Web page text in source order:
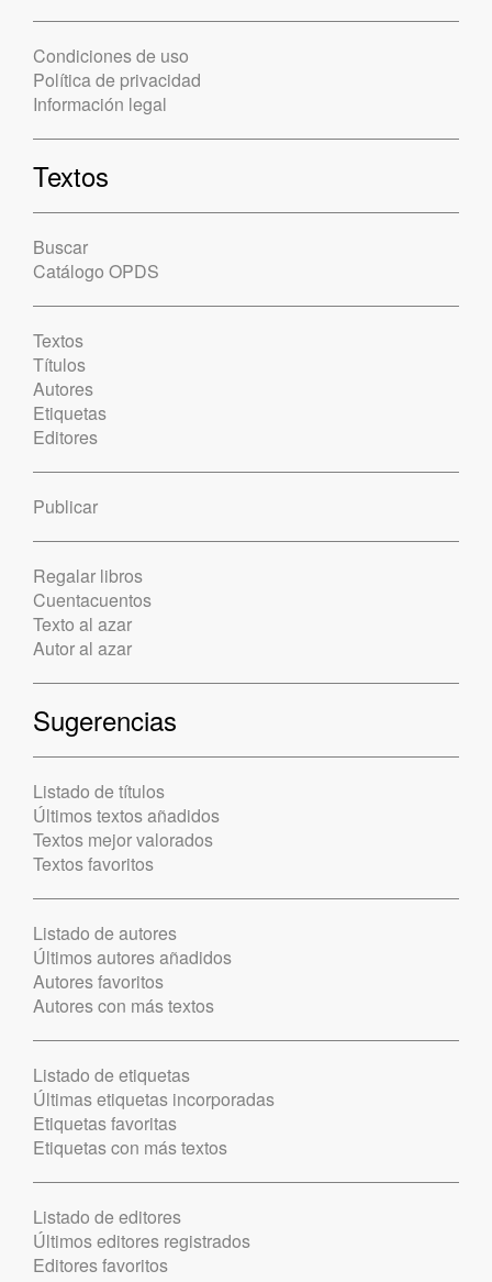
Condiciones de uso
Política de privacidad
Información legal
Textos
Buscar
Catálogo OPDS
Textos
Títulos
Autores
Etiquetas
Editores
Publicar
Regalar libros
Cuentacuentos
Texto al azar
Autor al azar
Sugerencias
Listado de títulos
Últimos textos añadidos
Textos mejor valorados
Textos favoritos
Listado de autores
Últimos autores añadidos
Autores favoritos
Autores con más textos
Listado de etiquetas
Últimas etiquetas incorporadas
Etiquetas favoritas
Etiquetas con más textos
Listado de editores
Últimos editores registrados
Editores favoritos